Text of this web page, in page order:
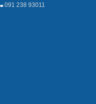
091 238 93011